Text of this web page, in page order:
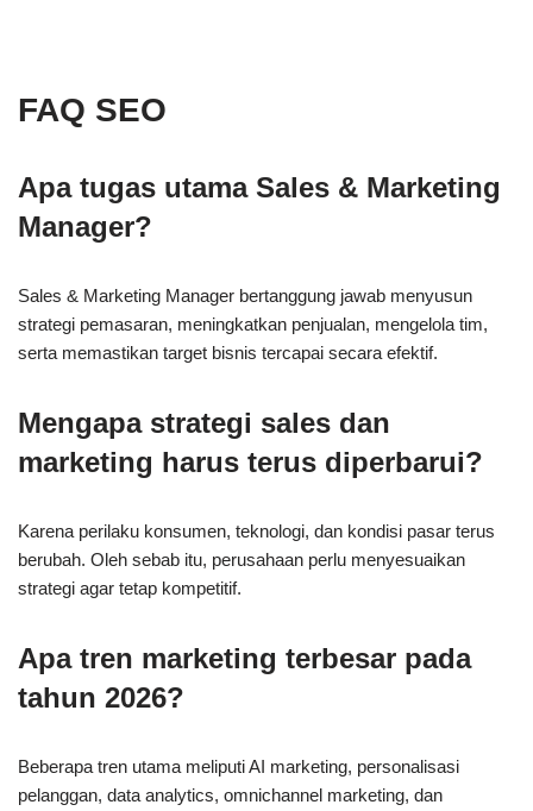
FAQ SEO
Apa tugas utama Sales & Marketing
Manager?
Sales & Marketing Manager bertanggung jawab menyusun
strategi pemasaran, meningkatkan penjualan, mengelola tim,
serta memastikan target bisnis tercapai secara efektif.
Mengapa strategi sales dan
marketing harus terus diperbarui?
Karena perilaku konsumen, teknologi, dan kondisi pasar terus
berubah. Oleh sebab itu, perusahaan perlu menyesuaikan
strategi agar tetap kompetitif.
Apa tren marketing terbesar pada
tahun 2026?
Beberapa tren utama meliputi AI marketing, personalisasi
pelanggan, data analytics, omnichannel marketing, dan